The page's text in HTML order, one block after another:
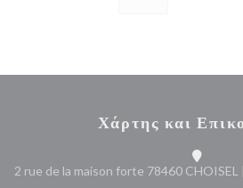
Χάρτης και
2 rue de la maison forte 78460 CHOISEL